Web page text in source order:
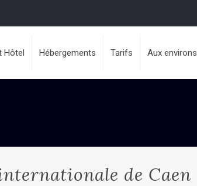
Hôtel Hébergements Tarifs Aux environs
de Caen